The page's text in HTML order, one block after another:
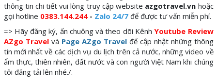
thông tin chi tiết vui lòng truy cập website azgotravel.vn hoặc
gọi hotline 0383.144.244- Zalo 24/7để được tư vấn miễn phí.
=> Hãy đăng ký, ấn chuông và theo dõi KênhYoutube Review
AZgo Travelvà Page AZgo Travelđể cập nhật những thông
tin mới nhất về các dịch vụ du lịch trên cả nước, những video về
ẩm thực, thiên nhiên, đất nước và con người Việt Nam khi chúng
tôi đăng tải lên nhé./.